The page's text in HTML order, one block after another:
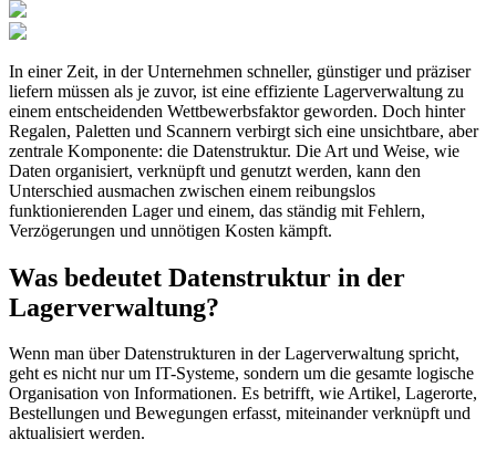
In einer Zeit, in der Unternehmen schneller, günstiger und präziser
liefern müssen als je zuvor, ist eine effiziente Lagerverwaltung zu
einem entscheidenden Wettbewerbsfaktor geworden. Doch hinter
Regalen, Paletten und Scannern verbirgt sich eine unsichtbare, aber
zentrale Komponente: die Datenstruktur. Die Art und Weise, wie
Daten organisiert, verknüpft und genutzt werden, kann den
Unterschied ausmachen zwischen einem reibungslos
funktionierenden Lager und einem, das ständig mit Fehlern,
Verzögerungen und unnötigen Kosten kämpft.
Was bedeutet Datenstruktur in der
Lagerverwaltung?
Wenn man über Datenstrukturen in der Lagerverwaltung spricht,
geht es nicht nur um IT-Systeme, sondern um die gesamte logische
Organisation von Informationen. Es betrifft, wie Artikel, Lagerorte,
Bestellungen und Bewegungen erfasst, miteinander verknüpft und
aktualisiert werden.